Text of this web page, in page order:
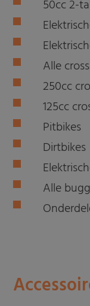
50cc 2-
Alle
250cc
125cc
Pitbikes
Dirtbikes
Alle